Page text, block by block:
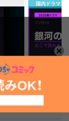
る？無
…
国内ドラマ
「銀河の一